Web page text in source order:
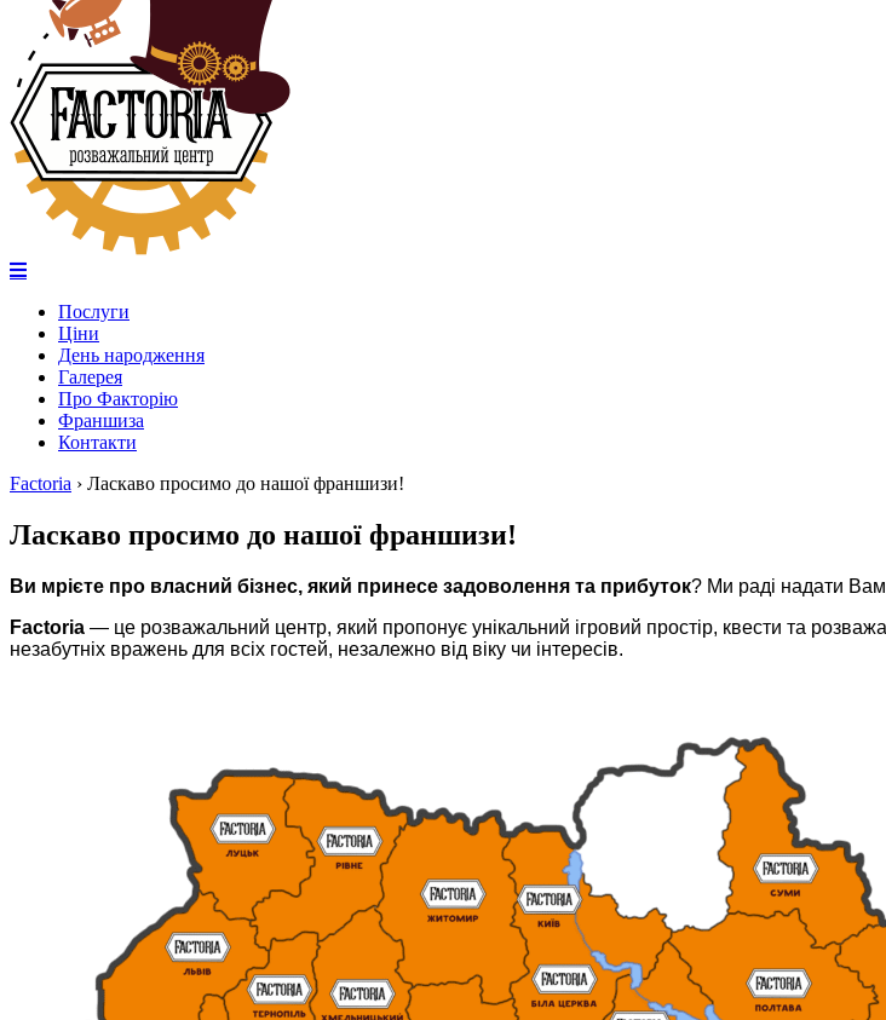
Послуги
Ціни
День народження
Галерея
Про Факторію
Франшиза
Контакти
Factoria › Ласкаво просимо до нашої франшизи!
Ласкаво просимо до нашої франшизи!
Ви мрієте про власний бізнес, який принесе задоволення та прибуток? Ми раді надати
Factoria — це розважальний центр, який пропонує унікальний ігровий простір, квести та
незабутніх вражень для всіх гостей, незалежно від віку чи інтересів.